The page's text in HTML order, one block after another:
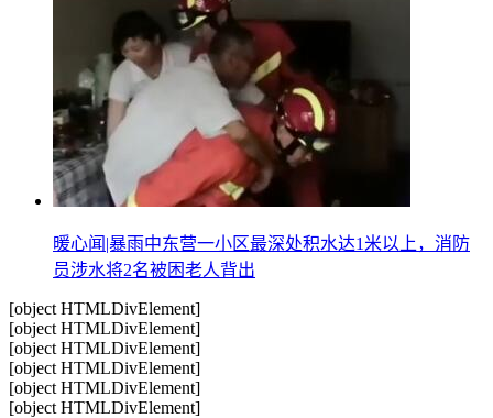
暖心闻|暴雨中东营一小区最深处积水达1米以上，消防
员涉水将2名被困老人背出
[object HTMLDivElement]
[object HTMLDivElement]
[object HTMLDivElement]
[object HTMLDivElement]
[object HTMLDivElement]
[object HTMLDivElement]